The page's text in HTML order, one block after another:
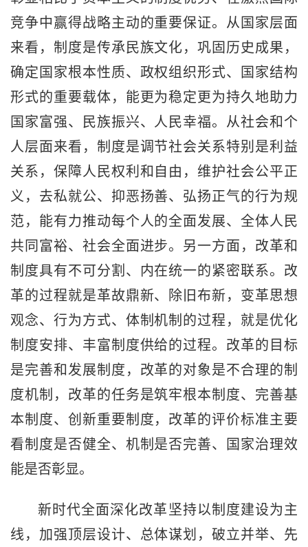
竞争中赢得战略主动的重要保证。从国家层面
来看，制度是传承民族文化，巩固历史成果，
确定国家根本性质、政权组织形式、国家结构
形式的重要载体，能更为稳定更为持久地助力
国家富强、民族振兴、人民幸福。从社会和个
人层面来看，制度是调节社会关系特别是利益
关系，保障人民权利和自由，维护社会公平正
义，去私就公、抑恶扬善、弘扬正气的行为规
范，能有力推动每个人的全面发展、全体人民
共同富裕、社会全面进步。另一方面，改革和
制度具有不可分割、内在统一的紧密联系。改
革的过程就是革故鼎新、除旧布新，变革思想
观念、行为方式、体制机制的过程，就是优化
制度安排、丰富制度供给的过程。改革的目标
是完善和发展制度，改革的对象是不合理的制
度机制，改革的任务是筑牢根本制度、完善基
本制度、创新重要制度，改革的评价标准主要
看制度是否健全、机制是否完善、国家治理效
能是否彰显。
新时代全面深化改革坚持以制度建设为主
线，加强顶层设计、总体谋划，破立并举、先